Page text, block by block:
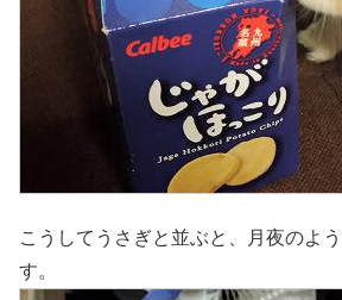
こうしてうさぎと並ぶと、月夜のよ
す。